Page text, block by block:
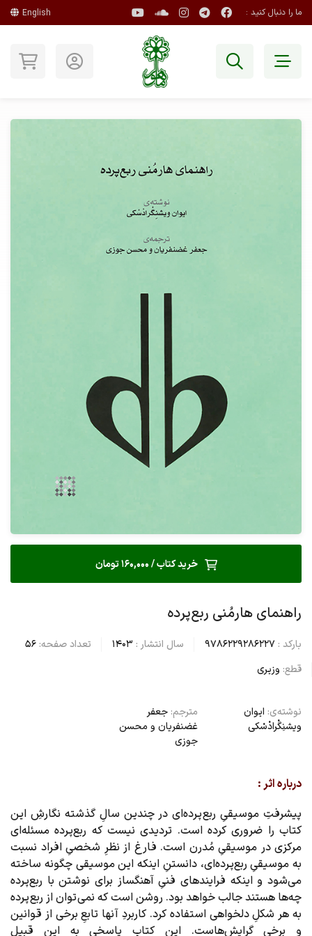
ما را دنبال کنید : English
خرید کتاب / 160,000 تومان
راهنمای هارمُنی ربع‌پرده
بارکد : 9786229286227 سال انتشار : 1403 تعداد صفحه: 56
قطع: وزیری
نوشته‌ی: ایوان
ویشنِگْرادْسْکی
مترجم:جعفر
غضنفریان و محسن
جوزی
درباره اثر :
پیشرفتِ موسیقیِ ربعپرده‌ای در چندین سالِ گذشته نگارشِ این
کتاب را ضروری کرده است. تردیدی نیست که ربع‌پرده مسئله‌ای
مرکزی در موسیقیِ مُدرن است. فارغ از نظرِ شخصیِ افراد نسبت
به موسیقیِ ربع‌پرده‌ای، دانستنِ اینکه این موسیقی چگونه ساخته
می‌شود و اینکه فرایندهای فنیِ آهنگساز برای نوشتن با ربع‌پرده
چه‌ها هستند جالب خواهد بود. روشن است که نمیتوان از ربعپرده
به هر شکلِ دلخواهی استفاده کرد. کاربردِ آنها تابعِ برخی از قوانین
و برخی گرایش‌هاست. این کتاب پاسخی به این قبیل